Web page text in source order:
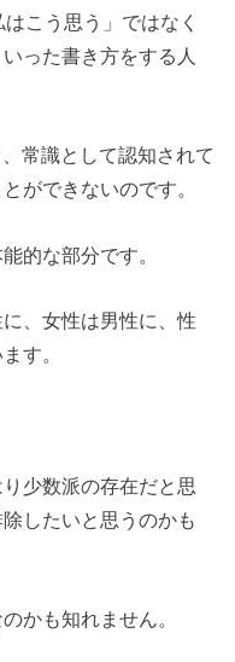
こう思う」ではなく
った書き方をする人
常識として認知されて
ができないのです。
的な部分です。
、女性は男性に、性
す。
少数派の存在だと思
したいと思うのかも
かも知れません。